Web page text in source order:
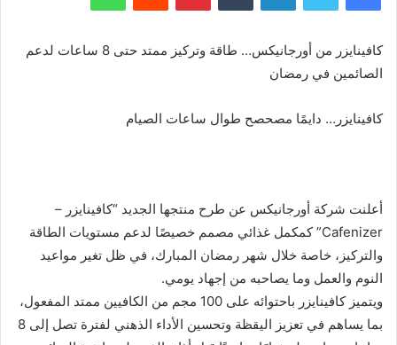
كافينايزر من أورجانيكس… طاقة وتركيز ممتد حتى 8 ساعات لدعم
الصائمين في رمضان
كافينايزر… دايمًا مصحصح طوال ساعات الصيام
أعلنت شركة أورجانيكس عن طرح منتجها الجديد “كافينايزر –
Cafenizer” كمكمل غذائي مصمم خصيصًا لدعم مستويات الطاقة
والتركيز، خاصة خلال شهر رمضان المبارك، في ظل تغير مواعيد
النوم والعمل وما يصاحبه من إجهاد يومي.
ويتميز كافينايزر باحتوائه على 100 مجم من الكافيين ممتد المفعول،
بما يساهم في تعزيز اليقظة وتحسين الأداء الذهني لفترة تصل إلى 8